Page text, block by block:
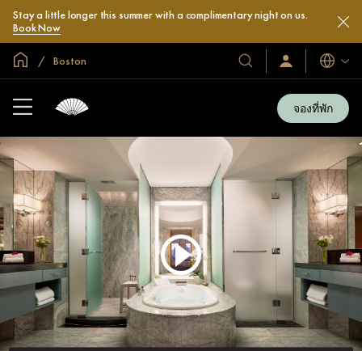
Stay a little longer this summer with a complimentary night on us.
Book Now
หน้าหลักทั่วโลก
Boston
โรงแรม
และ
ลงชื่อ
เข้า
/
สมัคร
เข้า
ภาษา
จองที่พัก